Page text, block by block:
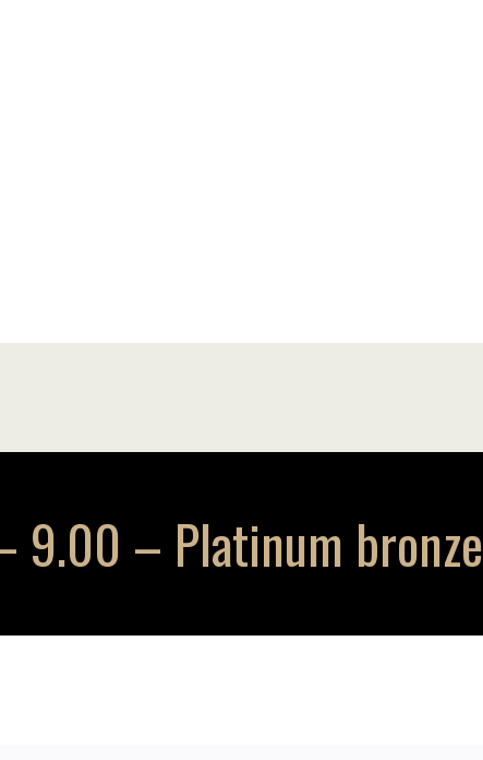
9.00 – Platinum bronze